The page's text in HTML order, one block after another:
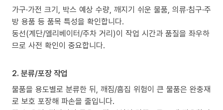
가구·가전 크기, 박스 예상 수량, 깨지기 쉬운 물품, 의류·침구·주
방 용품 등 품목 특성을 확인합니다.
동선(계단/엘리베이터/주차 거리)이 작업 시간과 품질을 좌우하
므로 사전 확인이 중요합니다.
2. 분류/포장 작업
물품을 용도별로 분류한 뒤, 깨짐/흠집 위험이 큰 물품은 완충재
로 보호 포장해 파손을 줄입니다.